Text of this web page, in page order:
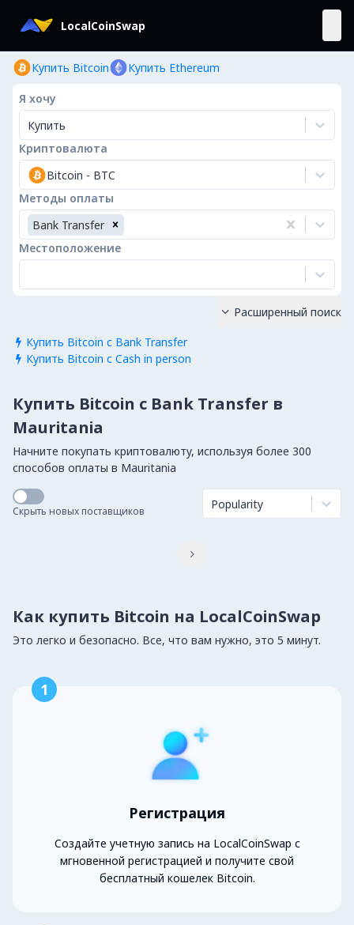
LocalCoinSwap
Купить Bitcoin Купить Ethereum
Я хочу
Купить
Криптовалюта
Bitcoin - BTC
Методы оплаты
Bank Transfer
Местоположение
 Купить Bitcoin с Bank Transfer
 Купить Bitcoin с Cash in person
 Расширенный поиск
Купить Bitcoin с Bank Transfer в
Mauritania
Начните покупать криптовалюту, используя более 300
способов оплаты в Mauritania
Скрыть новых поставщиков Popularity

Как купить Bitcoin на LocalCoinSwap
Это легко и безопасно. Все, что вам нужно, это 5 минут.
1
Регистрация
Создайте учетную запись на LocalCoinSwap с
мгновенной регистрацией и получите свой
бесплатный кошелек Bitcoin.